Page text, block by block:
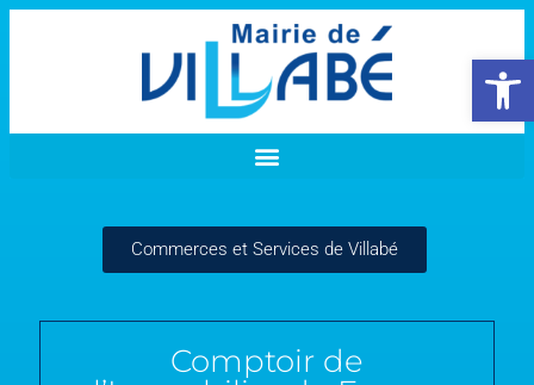
Ouvrir
Commerces et Services de Villabé
Comptoir de